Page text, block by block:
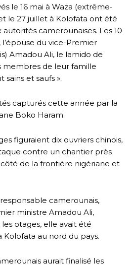
le 16 mai à Waza (extrême-
le 27 juillet à Kolofata ont été
camerounaises. Les 10
l’épouse du vice-Premier
Amadou Ali, le lamido de
membres de leur famille
sains et saufs ».
capturés cette année par la
Boko Haram.
figuraient dix ouvriers chinois,
contre un chantier près
côté de la frontière nigériane et
camerounais,
ministre Amadou Ali,
otages, elle avait été
au nord du pays.
aurait finalisé les